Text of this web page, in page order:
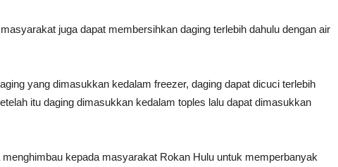
juga dapat membersihkan daging terlebih dahulu dengan air
yang dimasukkan kedalam freezer, daging dapat dicuci terlebih
itu daging dimasukkan kedalam toples lalu dapat dimasukkan
kepada masyarakat Rokan Hulu untuk memperbanyak